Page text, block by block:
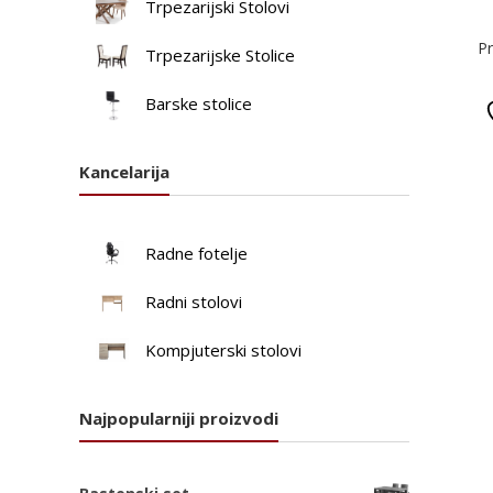
Trpezarijski Stolovi
Trpezarijske Stolice
Barske stolice
Kancelarija
Radne fotelje
Radni stolovi
Kompjuterski stolovi
Najpopularniji proizvodi